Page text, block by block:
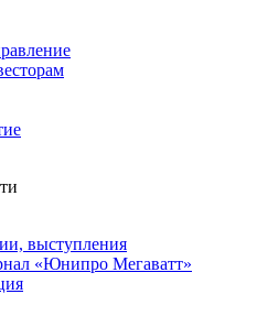
выступления
«Юнипро Мегаватт»